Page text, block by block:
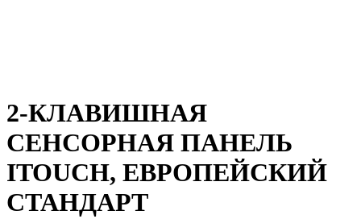
2-КЛАВИШНАЯ
СЕНСОРНАЯ ПАНЕЛЬ
ITOUCH, ЕВРОПЕЙСКИЙ
СТАНДАРТ